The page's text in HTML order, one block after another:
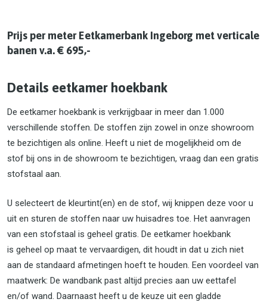
Prijs per meter Eetkamerbank Ingeborg met verticale
banen v.a. € 695,-
Details eetkamer hoekbank
De eetkamer hoekbank is verkrijgbaar in meer dan 1.000
verschillende stoffen. De stoffen zijn zowel in onze showroom
te bezichtigen als online. Heeft u niet de mogelijkheid om de
stof bij ons in de showroom te bezichtigen, vraag dan een gratis
stofstaal aan.
U selecteert de kleurtint(en) en de stof, wij knippen deze voor u
uit en sturen de stoffen naar uw huisadres toe. Het aanvragen
van een stofstaal is geheel gratis. De eetkamer hoekbank
is geheel op maat te vervaardigen, dit houdt in dat u zich niet
aan de standaard afmetingen hoeft te houden. Een voordeel van
maatwerk: De wandbank past altijd precies aan uw eettafel
en/of wand. Daarnaast heeft u de keuze uit een gladde